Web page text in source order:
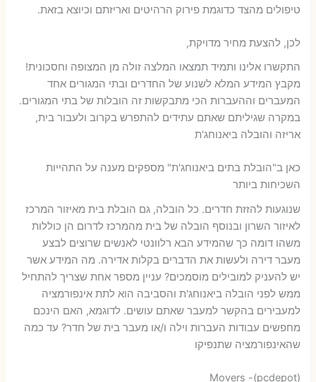
טיפולים מהצד כדוגמת פירוק הרהיטים ואריזתם וכיוצא בזאת.
לכן, להצעת מחיר מדויקת,
התקשרו אלינו ותמיד תמצאו המלצה זולה מן המצופה וחסכונית!
מקבץ המידע המלא לשנוע של החדרים ובתי המגורים אחד
המעברים וההעברות הכי מתבקשות זה הובלות של בתי המגורים.
במקרה שגיליתם שאתם עתידים להתפרש בקרוב ולעבור בית,
אריזה והובלה ביאנוחג'ת
כאן ב"הובלת בתים ביאנוחג'ת" מספקים מענה על התהייות
השכיחות ביותר
שנוגעות להזזת חדרים. כל הובלה, גם הובלת בית מאיזור המרכז
לאיזור השרון ובנוסף הובלה של בית מהמרכז לדרום הן כוללות
משהו דומה כך שהמידע הבא רלוונטי לאנשים שרוצים לבצע
מעבר דירה ולעשות את הדברים בקלות אדירה. מה המידע אשר
יש להעניק למובילים מוסמכים? עניין מספר אחת שצריך להתחיל
ממש לפני הובלה ביאנוחג'ת והסביבה הוא לתת אינפורמציה
למעבירים בהקשר למעבר שאתם עושים. לדוגמא, האם הינכם
מחפשים עבודות העברות וילה ו/או מעבר בית של חדר? עד כמה
שהאינפורמציה שתנפיקו
Movers -(pcdepot)